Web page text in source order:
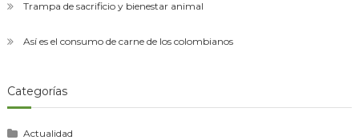
Trampa de sacrificio y bienestar animal
Así es el consumo de carne de los colombianos
Categorías
Actualidad